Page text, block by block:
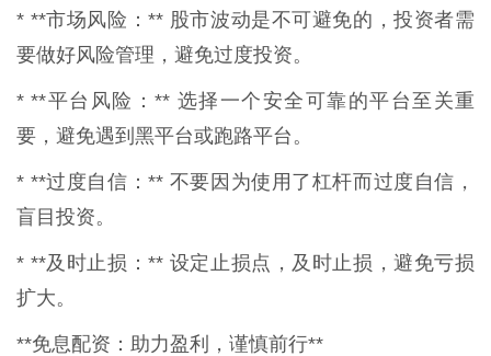
* **市场风险：** 股市波动是不可避免的，投资者需
要做好风险管理，避免过度投资。
* **平台风险：** 选择一个安全可靠的平台至关重
要，避免遇到黑平台或跑路平台。
* **过度自信：** 不要因为使用了杠杆而过度自信，
盲目投资。
* **及时止损：** 设定止损点，及时止损，避免亏损
扩大。
**免息配资：助力盈利，谨慎前行**